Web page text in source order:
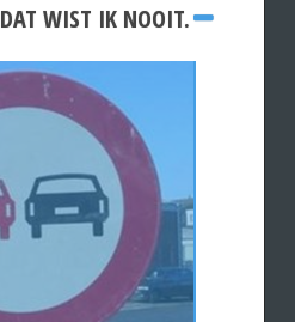
DAT WIST IK NOOIT.